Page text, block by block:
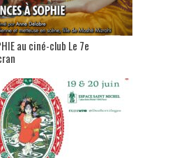
au ciné-club Le 7e